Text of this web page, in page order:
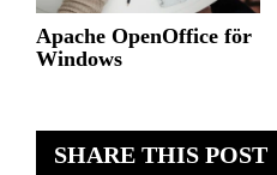
SHARE THIS POST
Apache OpenOffice för
Windows